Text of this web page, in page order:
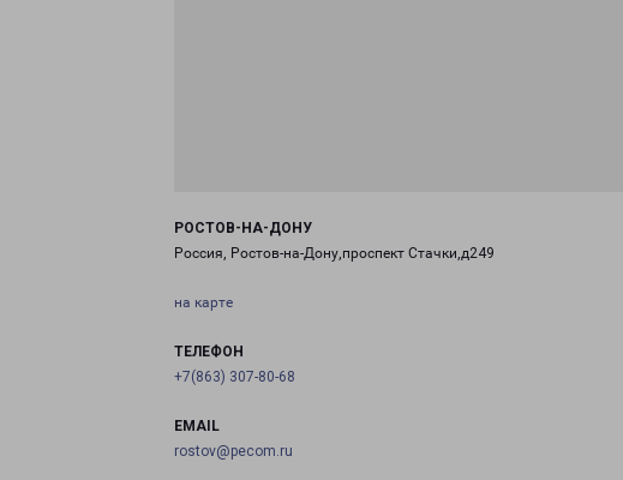
РОСТОВ-НА-ДОНУ
Россия, Ростов-на-Дону,проспект Стачки,д249
на карте
ТЕЛЕФОН
+7(863) 307-80-68
EMAIL
rostov@pecom.ru